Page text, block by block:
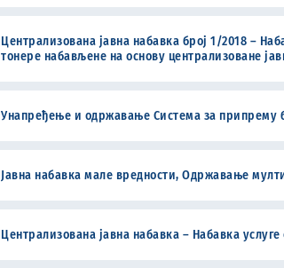
Централизована јавна набавка број 1/2018 –
тонере набављене на основу централизоване
Унапређење и одржавање Система за припрему
Јавна набавка мале вредности, Одржавање
Централизована јавна набавка – Набавка